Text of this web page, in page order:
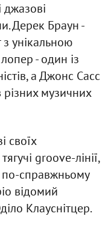
Дерек Браун -
унікальною
- один із
а Джонс Сасс
різних музичних
своїх
groove-лінії,
по-справжньому
відомий
Клауснітцер.